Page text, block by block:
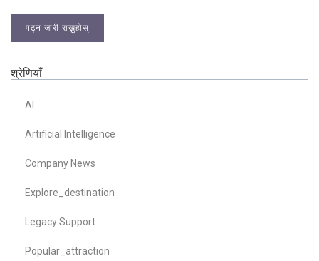
पढ्न जारी राख्नुहोस्
श्रेणियाँ
AI
Artificial Intelligence
Company News
Explore_destination
Legacy Support
Popular_attraction